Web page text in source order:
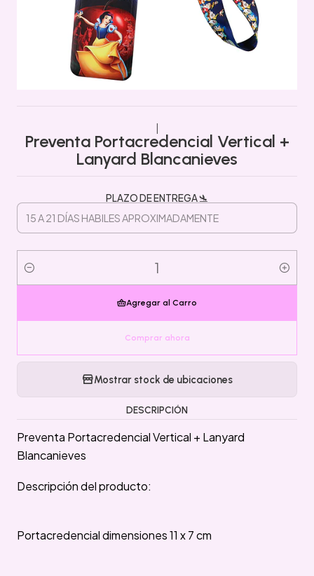
Preventa Portacredencial Vertical +
Lanyard Blancanieves
PLAZO DE ENTREGA 🛬
Cantidad
Agregar al Carro
Comprar ahora
Mostrar stock de ubicaciones
DESCRIPCIÓN
Preventa Portacredencial Vertical + Lanyard
Blancanieves
Descripción del producto:
Portacredencial dimensiones 11 x 7 cm